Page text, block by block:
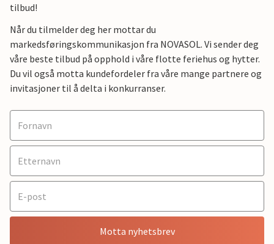
tilbud!
Når du tilmelder deg her mottar du
markedsføringskommunikasjon fra NOVASOL. Vi sender deg
våre beste tilbud på opphold i våre flotte feriehus og hytter.
Du vil også motta kundefordeler fra våre mange partnere og
invitasjoner til å delta i konkurranser.
Motta nyhetsbrev